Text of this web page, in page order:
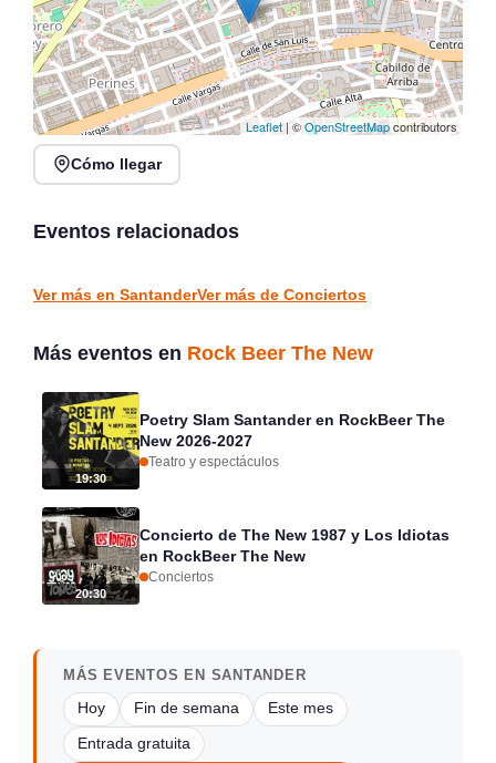
Leaflet| ©OpenStreetMapcontributors
Cómo llegar
Eventos relacionados
Conciertos de la Atalaya
Laredo
Ver más en SantanderVer más de Conciertos
Más eventos en Rock Beer The New
19:30
Poetry Slam Santander en RockBeer The
New 2026-2027
Teatro y espectáculos
20:30
Concierto de The New 1987 y Los Idiotas
en RockBeer The New
Conciertos
MÁS EVENTOS EN SANTANDER
Hoy Fin de semana Este mes
Entrada gratuita